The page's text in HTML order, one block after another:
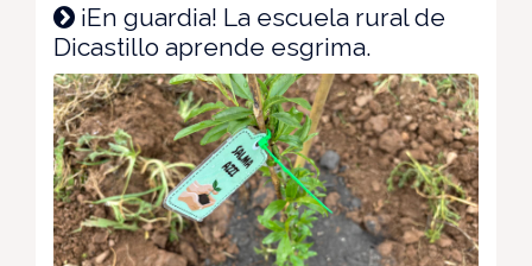
¡En guardia! La escuela rural de
Dicastillo aprende esgrima.